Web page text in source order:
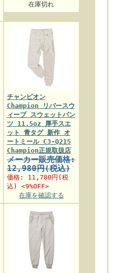
在庫切れ
チャンピオン
Champion リバースウ
ィーブ スウェットパン
ツ 11.5oz 厚手スエ
ット 青タグ 新作 オ
ートミール C3-Q215
Champion正規取扱店
メーカー販売価格:
12,980円(税込)
価格: 11,780円 (税
込) <9%OFF>
在庫を確認する